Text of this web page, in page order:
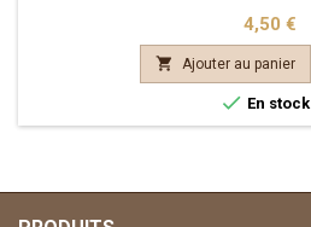
Prix
4,50 €
 Ajouter au panier
 En stock